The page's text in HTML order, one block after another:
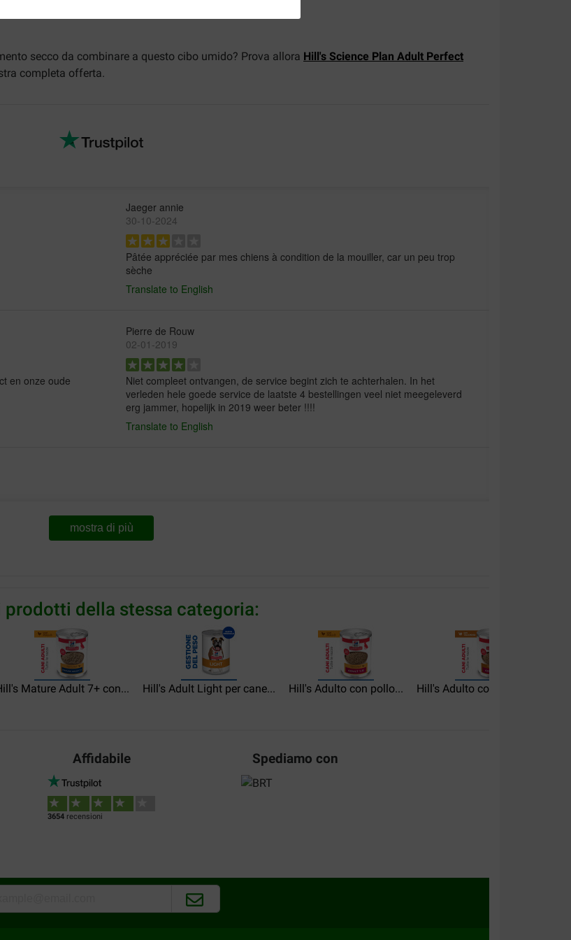
secco da combinare a questo cibo umido? Prova allora Hill's Science Plan Adult Perfect
completa offerta.
Jaeger annie
30-10-2024
Pâtée appréciée par mes chiens à condition de la mouiller, car un peu trop
sèche
Translate to English
en onze oude
Pierre de Rouw
02-01-2019
Niet compleet ontvangen, de service begint zich te achterhalen. In het
verleden hele goede service de laatste 4 bestellingen veel niet meegeleverd
erg jammer, hopelijk in 2019 weer beter !!!!
Translate to English
mostra di più
prodotti della stessa categoria:
Mature Adult 7+ con... Hill's Adult Light per cane... Hill's Adulto con pollo... Hill's Adulto con tacchino...
Affidabile
3654recensioni
Spediamo con